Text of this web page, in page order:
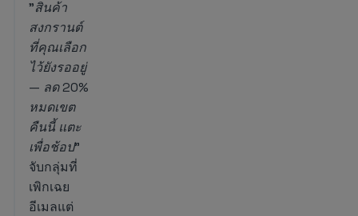
"สินค้า
สงกรานต์
ที่คุณเลือก
ไว้ยังรออยู่
— ลด 20%
หมดเขต
คืนนี้ แตะ
เพื่อช้อป"
จับกลุ่มที่
เพิกเฉย
อีเมลแต่